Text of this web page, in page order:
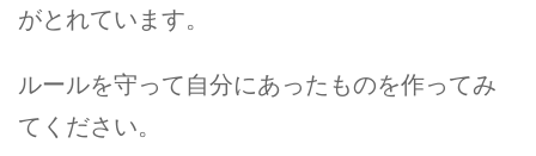
がとれています。
ルールを守って自分にあったものを作ってみ
てください。